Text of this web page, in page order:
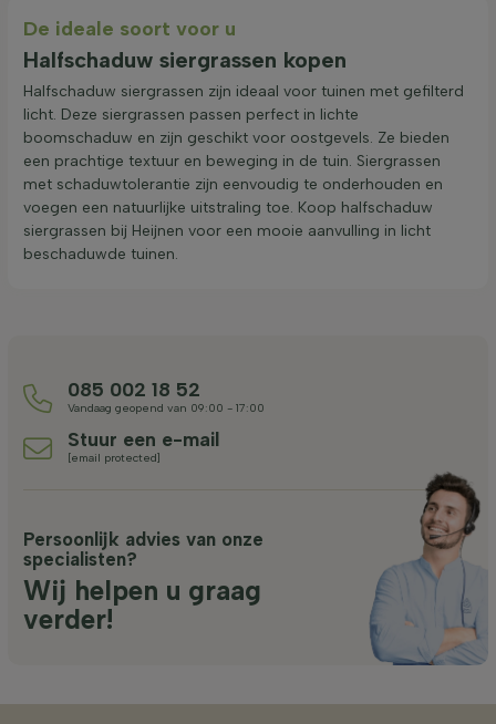
De ideale soort voor u
Halfschaduw siergrassen kopen
Halfschaduw siergrassen zijn ideaal voor tuinen met gefilterd
licht. Deze siergrassen passen perfect in lichte
boomschaduw en zijn geschikt voor oostgevels. Ze bieden
een prachtige textuur en beweging in de tuin. Siergrassen
met schaduwtolerantie zijn eenvoudig te onderhouden en
voegen een natuurlijke uitstraling toe. Koop halfschaduw
siergrassen bij Heijnen voor een mooie aanvulling in licht
beschaduwde tuinen.
085 002 18 52
Vandaag geopend van 09:00 - 17:00
Stuur een e-mail
[email protected]
Persoonlijk advies van onze
specialisten?
Wij helpen u graag
verder!